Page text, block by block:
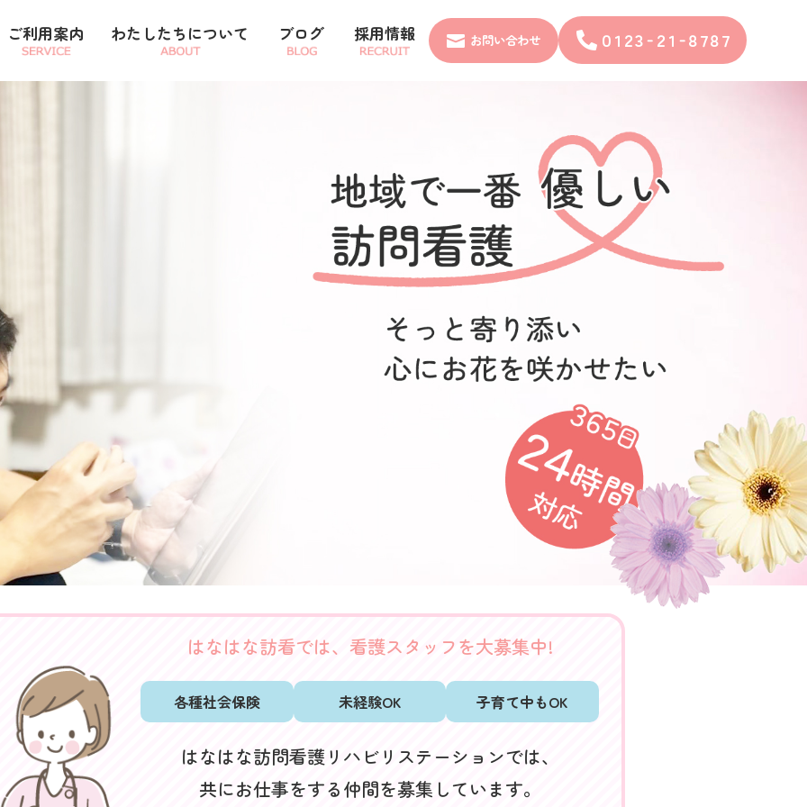
ご利用案内 わたしたちについて ブログ 採用情報  お問い合わせ  ０１２３‐２１‐８７８７
はなはな訪看では、看護スタッフを大募集中!
各種社会保険 未経験OK 子育て中もOK
はなはな訪問看護リハビリステーションでは、
共にお仕事をする仲間を募集しています。